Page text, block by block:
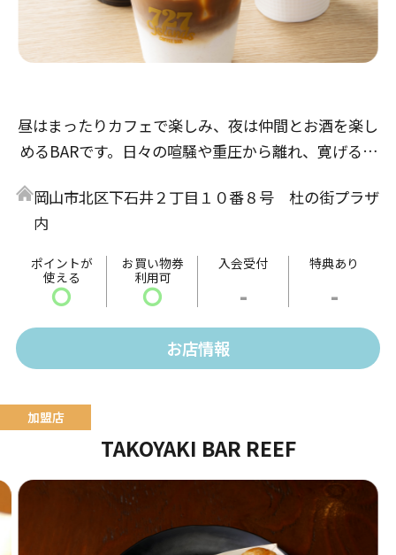
昼はまったりカフェで楽しみ、夜は仲間とお酒を楽し
めるBARです。日々の喧騒や重圧から離れ、寛げるひ
リラックスした時間を過ごしたい方など、日常のさま
ざまなシーンに合ったカフェ＆バーになります。皆様
の貴重なお時間を最適な空間でお楽しみください。
岡山市北区下石井２丁目１０番８号 杜の街プラザ
内
ポイントが
使える
〇
お買い物券
利用可
〇
入会受付
-
特典あり
-
お店情報
TAKOYAKI BAR REEF